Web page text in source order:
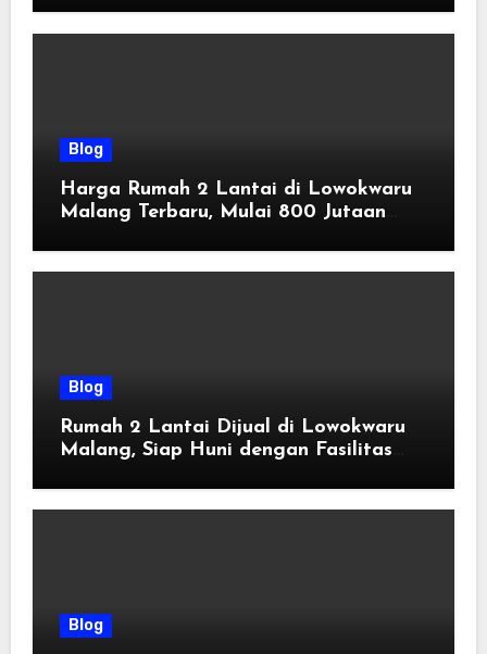
Blog
Harga Rumah 2 Lantai di Lowokwaru
Malang Terbaru, Mulai 800 Jutaan
Blog
Rumah 2 Lantai Dijual di Lowokwaru
Malang, Siap Huni dengan Fasilitas
Blog